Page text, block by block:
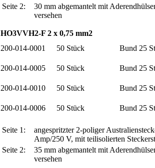
Seite 2:
30 mm abgemantelt mit
versehen
HO3VVH2-F 2 x 0,75 mm2
200-014-0001 50 Stück
Bund 25
200-014-0005 50 Stück
Bund 25
200-014-0010 50 Stück
Bund 25
200-014-0006 50 Stück Bund 25
Seite 1:
angespritzter 2-poliger
Amp/250 V, mit teilisolierten
Seite 2:
35 mm abgemantelt mit
versehen